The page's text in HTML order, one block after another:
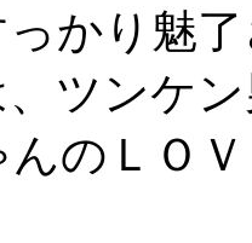
かり魅
ツンケ
のＬＯ